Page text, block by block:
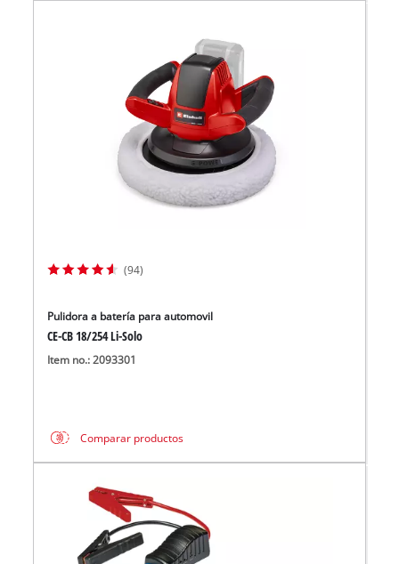
(94)
Pulidora a batería para automovil
CE-CB 18/254 Li-Solo
Item no.: 2093301
Comparar productos